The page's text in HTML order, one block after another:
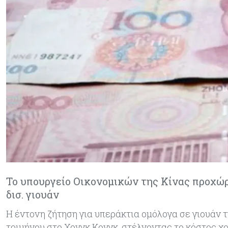
Το υπουργείο Οικονομικών της Κίνας
δισ. γιουάν
Η έντονη ζήτηση για υπεράκτια ομόλογα σε γιουάν